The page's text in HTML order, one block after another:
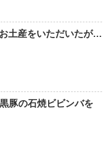
土産をいただいたが…
豚の石焼ビビンバを